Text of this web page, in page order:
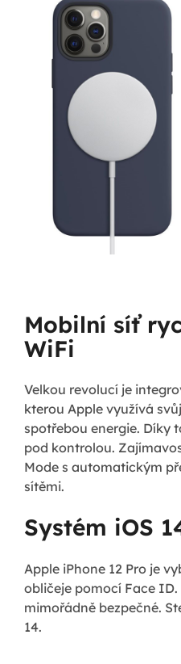
Mobilní síť
WiFi
Velkou revolucí je
kterou Apple využívá
spotřebou energie. Díky
pod kontrolou.
Mode s automatickým
sítěmi.
Systém iOS
Apple iPhone 12 Pro je
obličeje pomocí Face
mimořádně bezpečné.
14.